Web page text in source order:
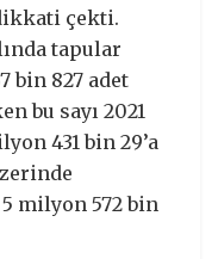
çekti.
tapular
bin 827 adet
bu sayı 2021
431 bin 29’a
milyon 572 bin